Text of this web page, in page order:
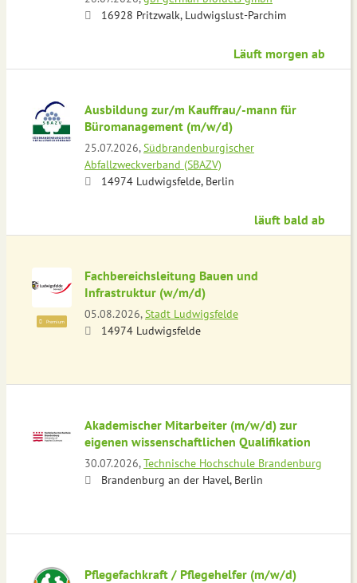
16928 Pritzwalk, Ludwigslust-Parchim
Läuft morgen ab
Ausbildung zur/m Kauffrau/-mann für
Büromanagement (m/w/d)
25.07.2026,Südbrandenburgischer
Abfallzweckverband (SBAZV)
14974 Ludwigsfelde, Berlin
läuft bald ab
Premium
Fachbereichsleitung Bauen und
Infrastruktur (w/m/d)
05.08.2026,Stadt Ludwigsfelde
14974 Ludwigsfelde
Akademischer Mitarbeiter (m/w/d) zur
eigenen wissenschaftlichen Qualifikation
30.07.2026,Technische Hochschule Brandenburg
Brandenburg an der Havel, Berlin
Pflegefachkraft / Pflegehelfer (m/w/d)